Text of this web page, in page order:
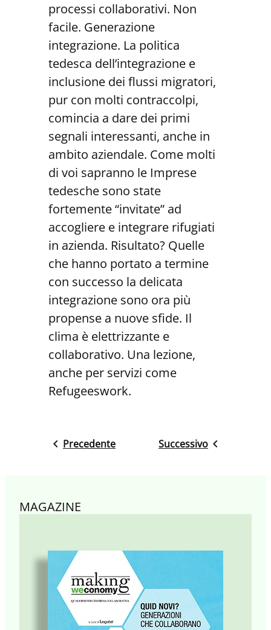
processi collaborativi. Non
facile. Generazione
integrazione. La politica
tedesca dell’integrazione e
inclusione dei flussi migratori,
pur con molti contraccolpi,
comincia a dare dei primi
segnali interessanti, anche in
ambito aziendale. Come molti
di voi sapranno le Imprese
tedesche sono state
fortemente “invitate” ad
accogliere e integrare rifugiati
in azienda. Risultato? Quelle
che hanno portato a termine
con successo la delicata
integrazione sono ora più
propense a nuove sfide. Il
clima è elettrizzante e
collaborativo. Una lezione,
anche per servizi come
Refugeeswork.
Precedente Successivo
MAGAZINE